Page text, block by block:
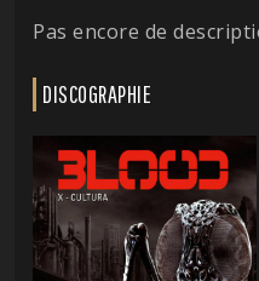
Pas encore de
DISCOGRAPHIE